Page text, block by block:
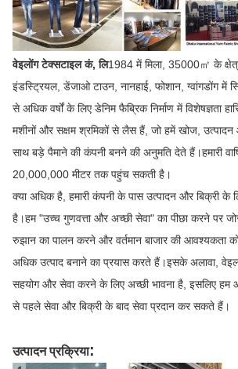
वेइलोंग टेक्सटाइल कं, लि1984 में मिला, 35000㎡ के
इंडस्ट्रियल, डेंजाओ टाउन, नानहाई, फोशान, ग्वांगडोंग में
से अधिक वर्षों के लिए डेनिम फैब्रिक निर्माण में विशेषज्ञता
मशीनों और सक्षम श्रमिकों से लैस हैं, जो हमें खोज,
साथ बड़े पैमाने की कंपनी बनने की अनुमति देते हैं।हमारी
20,000,000 मीटर तक पहुंच सकती है।
क्या अधिक है, हमारी कंपनी के पास उत्पादन और बिक्री के
है।हम "उच्च गुणवत्ता और अच्छी सेवा" का पीछा करने पर
रुझान का पालन करने और वर्तमान बाजार की आवश्यकता
अधिक उत्पाद बनाने का प्रयास करते हैं।इसके अलावा,
सहयोग और सेवा करने के लिए अच्छी भावना है, इसलिए हम
से पहले सेवा और बिक्री के बाद सेवा प्रदान कर सकते हैं।
उत्पादन प्रक्रिया: